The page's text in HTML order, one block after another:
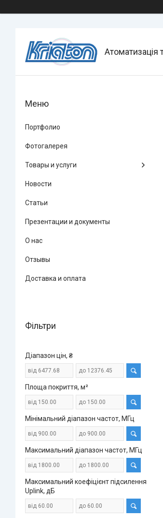
Атоматизація
Портфолио
Фотогалерея
Товары и услуги
Новости
Статьи
Презентации и документы
О нас
Отзывы
Доставка и оплата
Фільтри
Діапазон цін, ₴
Площа покриття, м²
Мінімальний діапазон частот, МГц
Максимальний діапазон частот, МГц
Максимальний коефіцієнт підсилення
Uplink, дБ